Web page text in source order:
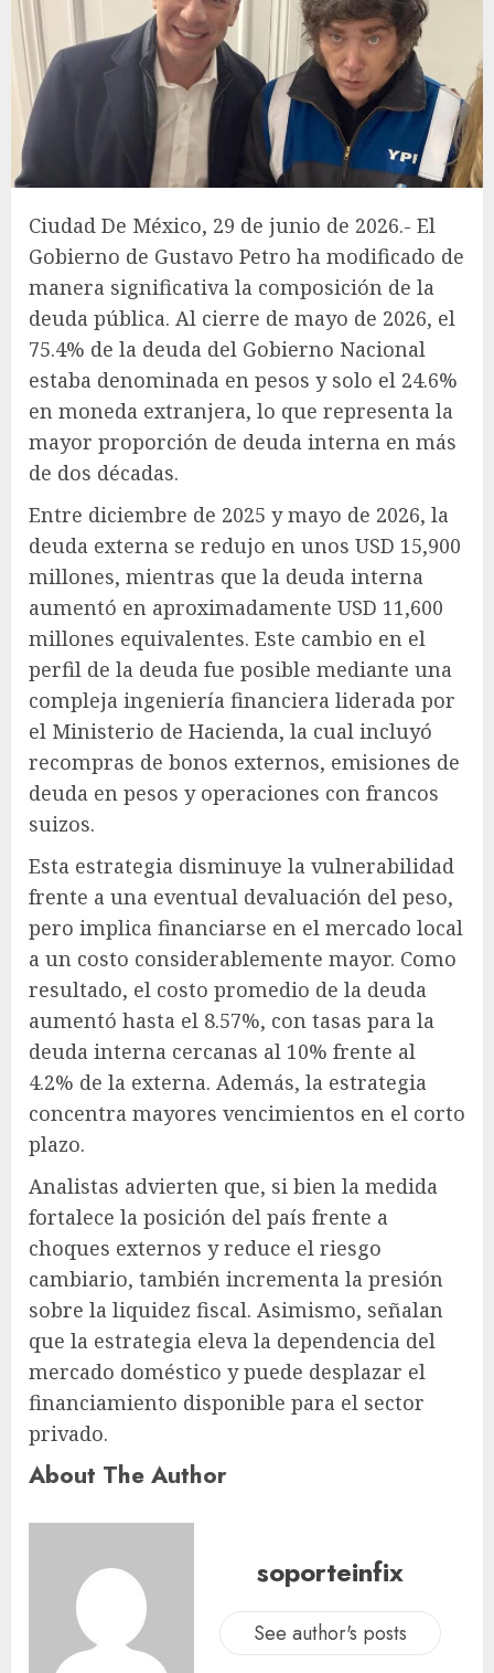
Ciudad De México, 29 de junio de 2026.- El
Gobierno de Gustavo Petro ha modificado de
manera significativa la composición de la
deuda pública. Al cierre de mayo de 2026, el
75.4% de la deuda del Gobierno Nacional
estaba denominada en pesos y solo el 24.6%
en moneda extranjera, lo que representa la
mayor proporción de deuda interna en más
de dos décadas.
Entre diciembre de 2025 y mayo de 2026, la
deuda externa se redujo en unos USD 15,900
millones, mientras que la deuda interna
aumentó en aproximadamente USD 11,600
millones equivalentes. Este cambio en el
perfil de la deuda fue posible mediante una
compleja ingeniería financiera liderada por
el Ministerio de Hacienda, la cual incluyó
recompras de bonos externos, emisiones de
deuda en pesos y operaciones con francos
suizos.
Esta estrategia disminuye la vulnerabilidad
frente a una eventual devaluación del peso,
pero implica financiarse en el mercado local
a un costo considerablemente mayor. Como
resultado, el costo promedio de la deuda
aumentó hasta el 8.57%, con tasas para la
deuda interna cercanas al 10% frente al
4.2% de la externa. Además, la estrategia
concentra mayores vencimientos en el corto
plazo.
Analistas advierten que, si bien la medida
fortalece la posición del país frente a
choques externos y reduce el riesgo
cambiario, también incrementa la presión
sobre la liquidez fiscal. Asimismo, señalan
que la estrategia eleva la dependencia del
mercado doméstico y puede desplazar el
financiamiento disponible para el sector
privado.
About The Author
soporteinfix
See author's posts